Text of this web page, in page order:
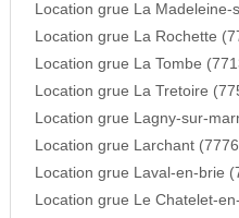
Location grue La Madeleine-
Location grue La Rochette
Location grue La Tombe
Location grue La Tretoire
Location grue Lagny-sur-
Location grue Larchant
Location grue Laval-en-brie
Location grue Le Chatelet-